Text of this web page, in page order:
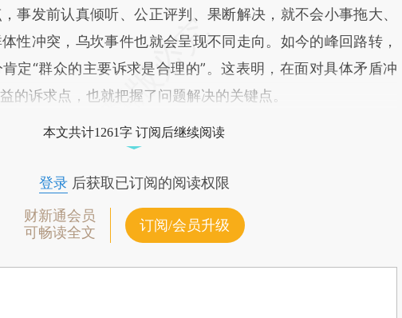
事发前认真倾听、公正评判、果断解决，就不会小事拖大、
性冲突，乌坎事件也就会呈现不同走向。如今的峰回路转，
定“群众的主要诉求是合理的”。这表明，在面对具体矛盾冲
的诉求点，也就把握了问题解决的关键点。
本文共计1261字 订阅后继续阅读
登录后获取已订阅的阅读权限
财新通会员
可畅读全文
订阅/会员升级